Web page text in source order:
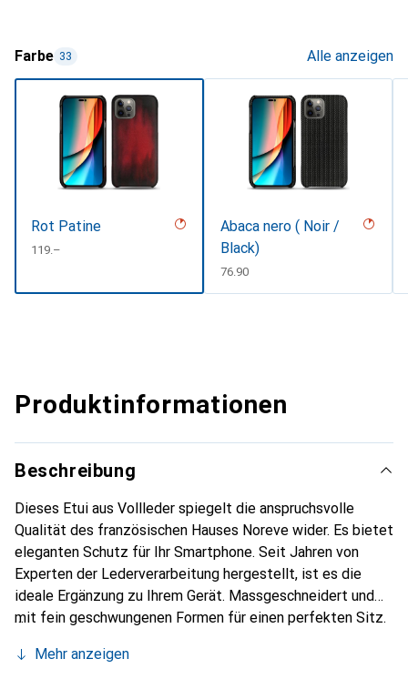
Farbe 33 Alle anzeigen
Rot Patine
CHF
119.–
Abaca nero ( Noir /
Black)
CHF
76.90
Produktinformationen
Beschreibung
Dieses Etui aus Vollleder spiegelt die anspruchsvolle
Qualität des französischen Hauses Noreve wider. Es bietet
eleganten Schutz für Ihr Smartphone. Seit Jahren von
Experten der Lederverarbeitung hergestellt, ist es die
ideale Ergänzung zu Ihrem Gerät. Massgeschneidert und
mit fein geschwungenen Formen für einen perfekten Sitz.
Smartphone. Die Marke Noreve ist international für ihre
Mehr anzeigen